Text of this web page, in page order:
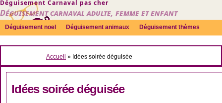
Déguisement Carnaval pas cher
Déguisement carnaval adulte, femme et enfant
Déguisement noel Déguisement animaux Déguisement thèmes
Sexy Déguisement couple Déguisements par genre Idées
Accueil » Idées soirée déguisée
Idées soirée déguisée